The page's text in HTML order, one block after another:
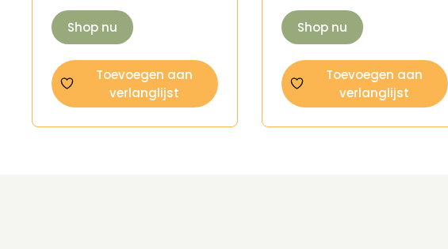
Shop nu
Toevoegen aan
verlanglijst
Shop nu
Toevoegen aan
verlanglijst